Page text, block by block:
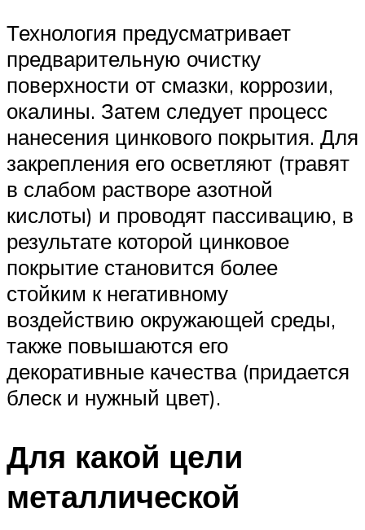
Технология предусматривает
предварительную очистку
поверхности от смазки, коррозии,
окалины. Затем следует процесс
нанесения цинкового покрытия. Для
закрепления его осветляют (травят
в слабом растворе азотной
кислоты) и проводят пассивацию, в
результате которой цинковое
покрытие становится более
стойким к негативному
воздействию окружающей среды,
также повышаются его
декоративные качества (придается
блеск и нужный цвет).
Для какой цели
металлической